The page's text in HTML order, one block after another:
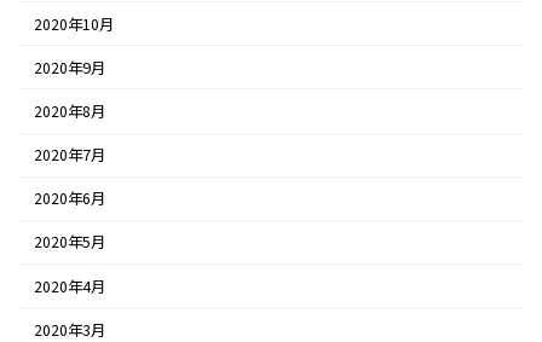
2020年10月
2020年9月
2020年8月
2020年7月
2020年6月
2020年5月
2020年4月
2020年3月